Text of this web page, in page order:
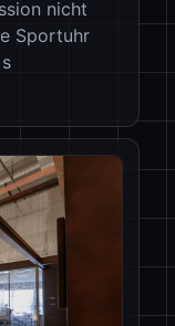
nicht
Sportuhr